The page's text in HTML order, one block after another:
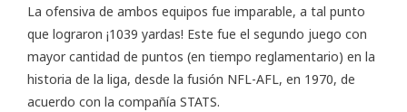
La ofensiva de ambos equipos fue imparable, a tal punto
que lograron ¡1039 yardas! Este fue el segundo juego con
mayor cantidad de puntos (en tiempo reglamentario) en la
historia de la liga, desde la fusión NFL-AFL, en 1970, de
acuerdo con la compañía STATS.